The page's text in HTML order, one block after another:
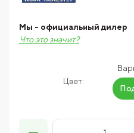
Цвет:
Мы - официальный дилер
Что это значит?